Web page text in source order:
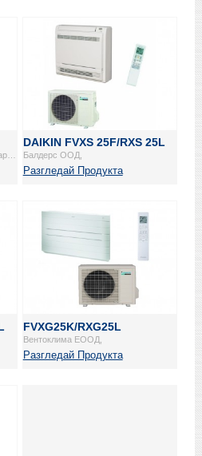
Проксимус Инженеринг ЕООД, Варна,
DAIKIN FVXS 25F/RXS 25L
Балдерс ООД,
Разгледай Продукта
FVXG25K/RXG25L
Вентоклима ЕООД,
Разгледай Продукта